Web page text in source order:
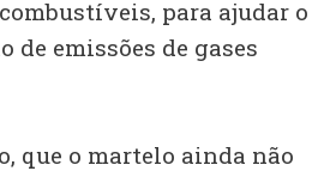
para ajudar o
de emissões de gases
que o martelo ainda não